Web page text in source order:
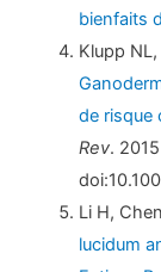
bienfaits
Klupp
de risque
Rev.
Li H,
lucidum